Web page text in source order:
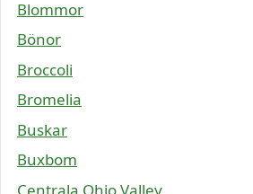
Blommor
Bönor
Broccoli
Bromelia
Buskar
Buxbom
Centrala Ohio Valley